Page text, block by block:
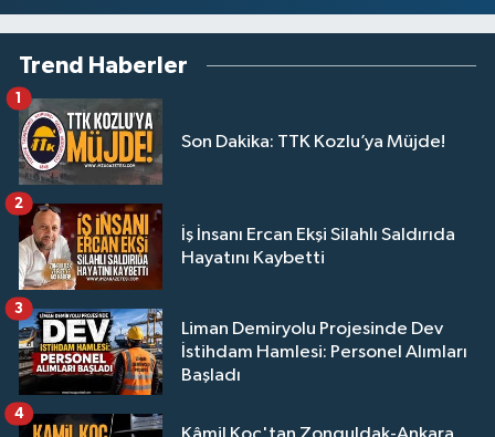
Trend Haberler
Son Dakika: TTK Kozlu’ya Müjde!
1
İş İnsanı Ercan Ekşi Silahlı Saldırıda
Hayatını Kaybetti
2
Liman Demiryolu Projesinde Dev
İstihdam Hamlesi: Personel Alımları
Başladı
3
4